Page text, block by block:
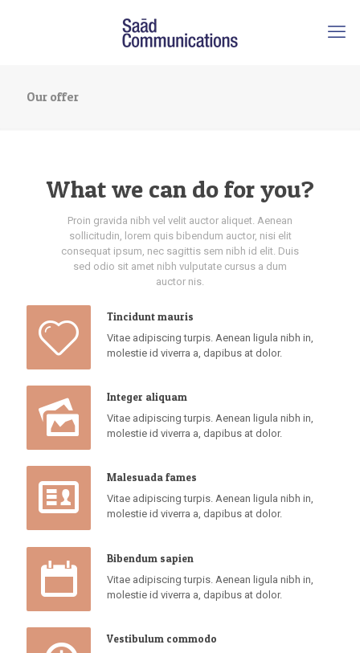
Our offer
What we can do for you?
Proin gravida nibh vel velit auctor aliquet. Aenean
sollicitudin, lorem quis bibendum auctor, nisi elit
consequat ipsum, nec sagittis sem nibh id elit. Duis
sed odio sit amet nibh vulputate cursus a dum
auctor nis.
Tincidunt mauris
Vitae adipiscing turpis. Aenean ligula nibh in,
molestie id viverra a, dapibus at dolor.
Integer aliquam
Vitae adipiscing turpis. Aenean ligula nibh in,
molestie id viverra a, dapibus at dolor.
Malesuada fames
Vitae adipiscing turpis. Aenean ligula nibh in,
molestie id viverra a, dapibus at dolor.
Bibendum sapien
Vitae adipiscing turpis. Aenean ligula nibh in,
molestie id viverra a, dapibus at dolor.
Vestibulum commodo